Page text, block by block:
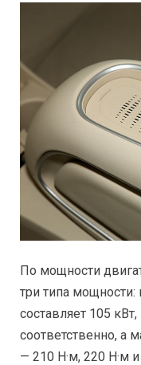
По мощности
три типа
составляет 105
соответственно, а
— 210 Н·м, 220 Н·м